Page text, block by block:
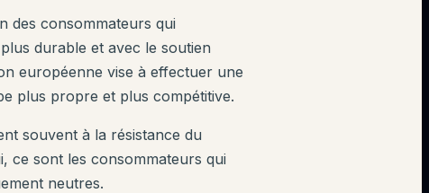
des consommateurs qui
durable et avec le soutien
européenne vise à effectuer une
plus propre et plus compétitive.
souvent à la résistance du
ce sont les consommateurs qui
neutres.